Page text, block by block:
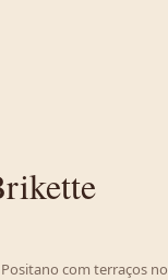
com terraços no